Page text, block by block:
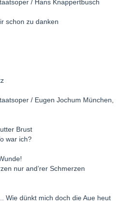
/ Hans Knappertbusch
schon zu danken
/ Eugen Jochum München,
Brust
war ich?
nur and’rer Schmerzen
Wie dünkt mich doch die Aue heut